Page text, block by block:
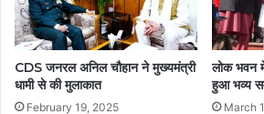
CDS जनरल अनिल चौहान ने मुख्यमंत्री
धामी से की मुलाकात
February 19, 2025
लोक भवन
हुआ भव्य
March